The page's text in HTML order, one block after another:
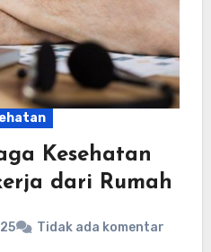
Kesehatan
dari Rumah
Tidak ada komentar